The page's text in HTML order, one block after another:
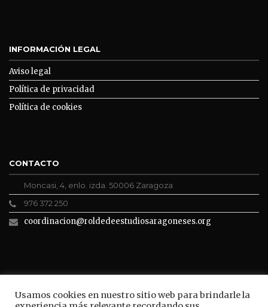
Usamos cookies en nuestro sitio web para brindarle la
INFORMACIÓN LEGAL
Aviso legal
Política de privacidad
Política de cookies
CONTACTO
Moncasi, 4, enlo. izda. 50006 Zaragoza
976 372 250
coordinacion@roldedeestudiosaragoneses.org
ROLDE CONECTA